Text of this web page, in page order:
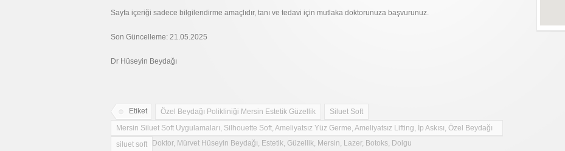
Sayfa içeriği sadece bilgilendirme amaçlıdır, tanı ve tedavi için mutlaka doktorunuza başvurunuz.
Son Güncelleme: 21.05.2025
Dr Hüseyin Beydağı
Etiket Özel Beydağı Polikliniği Mersin Estetik Güzellik
Siluet Soft
Mersin Siluet Soft Uygulamaları, Silhouette Soft, Ameliyatsız Yüz Germe, Ameliyatsız Lifting, İp Askısı, Özel Beydağı
Polikliniği, Doktor, Mürvet Hüseyin Beydağı, Estetik, Güzellik, Mersin, Lazer, Botoks, Dolgu
siluet soft